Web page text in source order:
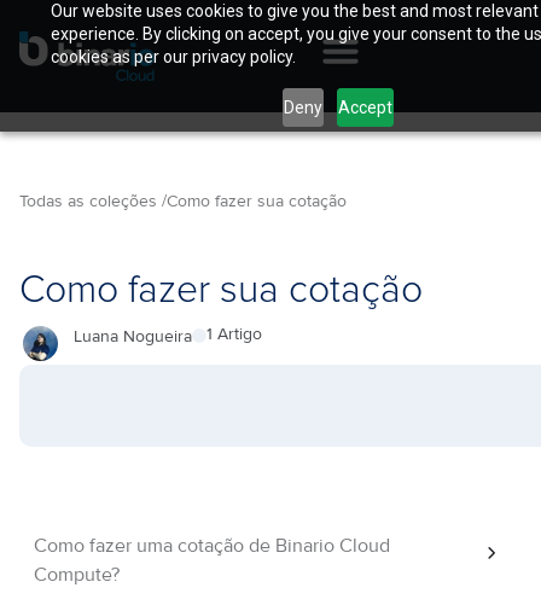
Our website uses cookies to give you the best and most relevant
experience. By clicking on accept, you give your consent to the
cookies as per our privacy policy.
Deny Accept
Todas as coleções /Como fazer sua cotação
Como fazer sua cotação
Luana Nogueira 1 Artigo
Como fazer uma cotação de Binario Cloud
Compute?